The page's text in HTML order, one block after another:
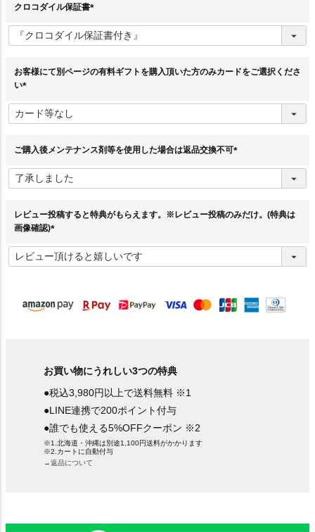
クロコダイル保証書
必
須
お客様にて別ページの有料ギフトを購入頂いた方のみカードをご選択くださ
い
必
須
ご購入後メンテナンス剤等を使用した場合は返品交換不可
須
レビュー投稿すると特典がもらえます。※レビュー投稿のみだけ。(特典は
画像確認)
必
須
お買い物にうれしい3つの特典
●税込3,980円以上で送料無料 ※1
●LINE連携で200ポイント付与
●誰でも使える5%OFFクーポン ※2
※1.北海道・沖縄は別途1,100円送料がかかります
※2.カートに自動付与
→返品について